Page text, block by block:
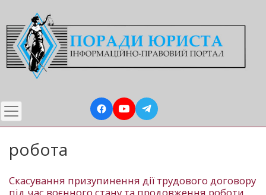
до
основного
вмісту
робота
Скасування призупинення дії трудового договору